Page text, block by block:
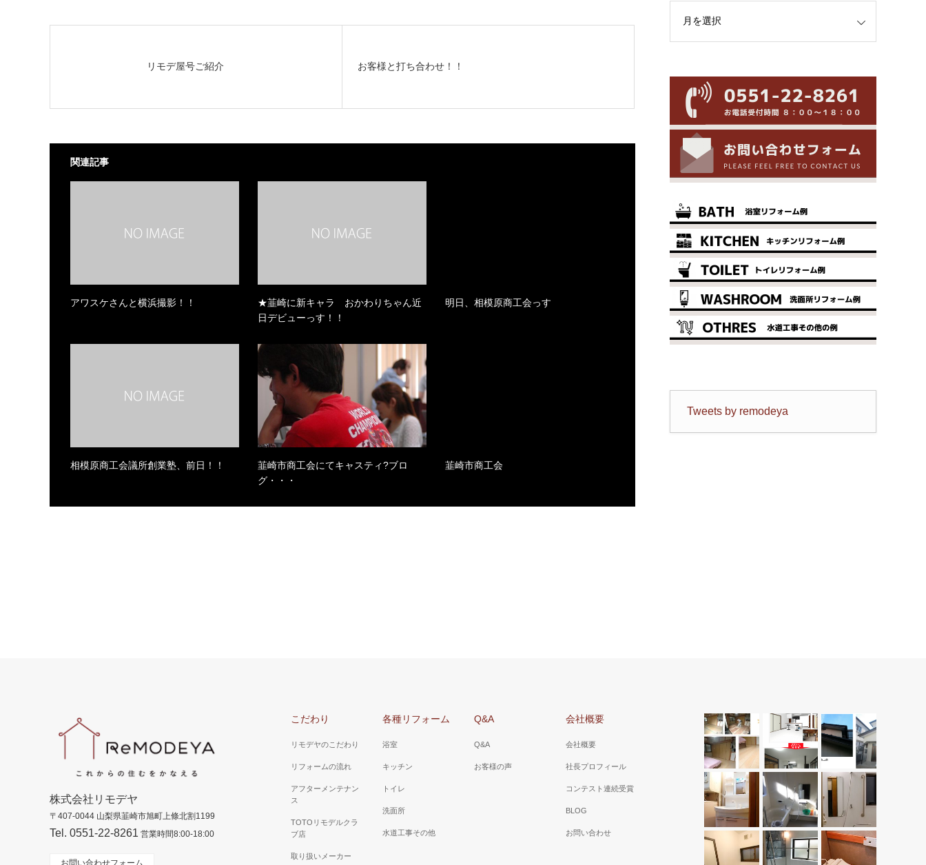
リモデ屋号ご紹介 お客様と打ち合わせ！！
関連記事
アワスケさんと横浜撮影！！
★韮崎に新キャラ おかわりちゃん近
日デビューっす！！
明日、相模原商工会っす
相模原商工会議所創業塾、前日！！
韮崎市商工会にてキャスティ?ブロ
グ・・・
韮崎市商工会
Tweets by remodeya
こだわり
リモデヤのこだわり
リフォームの流れ
アフターメンテナン
ス
TOTOリモデルクラ
ブ店
取り扱いメーカー
各種リフォーム
浴室
キッチン
トイレ
洗面所
水道工事その他
Q&A
Q&A
お客様の声
会社概要
会社概要
社長プロフィール
コンテスト連続受賞
BLOG
お問い合わせ
株式会社リモデヤ
〒407-0044 山梨県韮崎市旭町上條北割1199
Tel. 0551-22-8261 営業時間8:00-18:00
お問い合わせフォーム